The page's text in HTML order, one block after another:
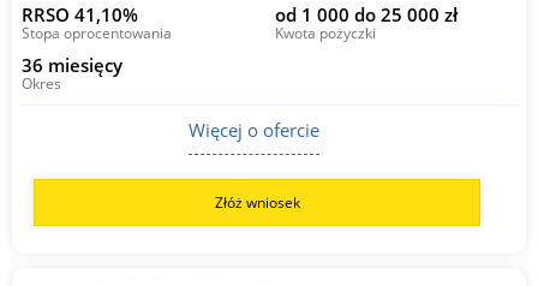
RRSO 41,10%
Stopa oprocentowania
od 1 000 do 25 000 zł
Kwota pożyczki
36 miesięcy
Okres
Więcej o ofercie
Złóż wniosek